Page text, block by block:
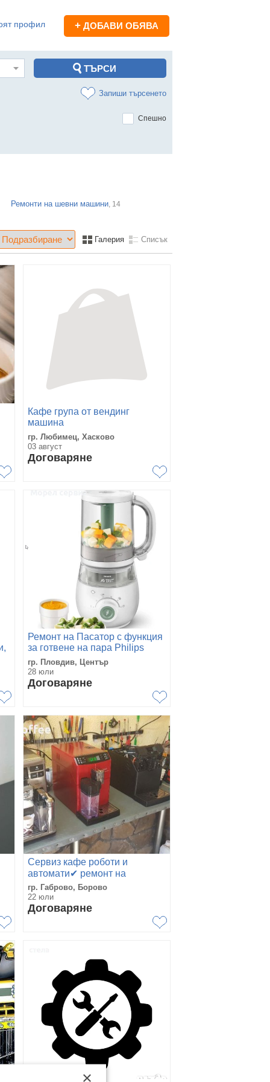
профил + ДОБАВИ ОБЯВА
Запиши търсенето
Спешно
Ремонти на шевни машини, 14
Галерия Списък
Кафе група от вендинг
машина
гр. Любимец, Хасково
03 август
Договаряне
Ремонт на Пасатор с функция
за готвене на пара Philips
Avent. Морел сервиз Пловдив
гр. Пловдив, Център
28 юли
Договаряне
Сервиз кафе роботи и
автомати✔ ремонт на
кафемашини✔ части
гр. Габрово, Борово
22 юли
Договаряне
×